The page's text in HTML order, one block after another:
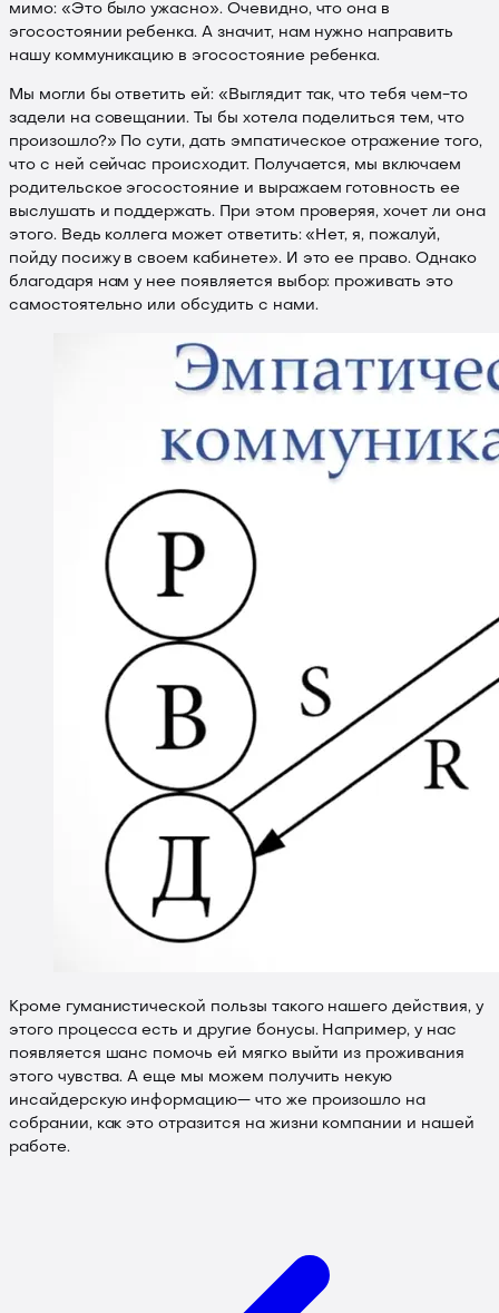
мимо: «Это было ужасно». Очевидно, что она в
эгосостоянии ребенка. А значит, нам нужно направить
нашу коммуникацию в эгосостояние ребенка.
Мы могли бы ответить ей: «Выглядит так, что тебя чем-то
задели на совещании. Ты бы хотела поделиться тем, что
произошло?» По сути, дать эмпатическое отражение того,
что с ней сейчас происходит. Получается, мы включаем
родительское эгосостояние и выражаем готовность ее
выслушать и поддержать. При этом проверяя, хочет ли она
этого. Ведь коллега может ответить: «Нет, я, пожалуй,
пойду посижу в своем кабинете». И это ее право. Однако
благодаря нам у нее появляется выбор: проживать это
самостоятельно или обсудить с нами.
Кроме гуманистической пользы такого нашего действия, у
этого процесса есть и другие бонусы. Например, у нас
появляется шанс помочь ей мягко выйти из проживания
этого чувства. А еще мы можем получить некую
инсайдерскую информацию— что же произошло на
собрании, как это отразится на жизни компании и нашей
работе.